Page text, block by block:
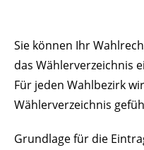
Sie können Ihr
das Wählerverzeichnis
Für jeden Wahlbezirk
Wählerverzeichnis
Grundlage für die